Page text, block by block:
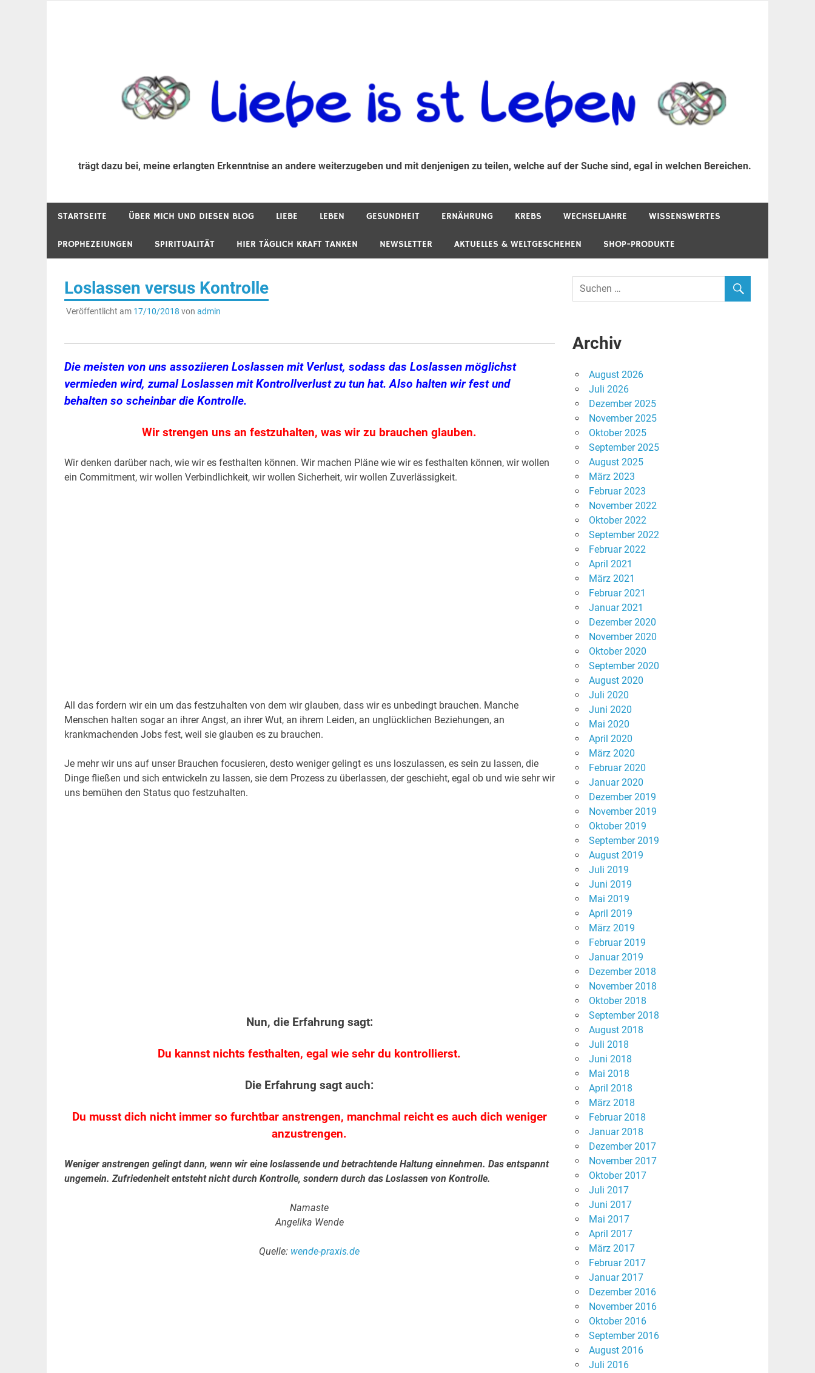
trägt dazu bei, meine erlangten Erkenntnise an andere weiterzugeben und mit denjenigen zu teilen, welche auf der Suche sind, egal in welchen Bereichen.
STARTSEITE ÜBER MICH UND DIESEN BLOG LIEBE LEBEN GESUNDHEIT ERNÄHRUNG KREBS WECHSELJAHRE WISSENSWERTES
PROPHEZEIUNGEN SPIRITUALITÄT HIER TÄGLICH KRAFT TANKEN NEWSLETTER AKTUELLES & WELTGESCHEHEN SHOP-PRODUKTE
Loslassen versus Kontrolle
Veröffentlicht am 17/10/2018 von admin
Die meisten von uns assoziieren Loslassen mit Verlust, sodass das Loslassen möglichst
vermieden wird, zumal Loslassen mit Kontrollverlust zu tun hat. Also halten wir fest und
behalten so scheinbar die Kontrolle.
Wir strengen uns an festzuhalten, was wir zu brauchen glauben.
Wir denken darüber nach, wie wir es festhalten können. Wir machen Pläne wie wir es festhalten können, wir wollen
ein Commitment, wir wollen Verbindlichkeit, wir wollen Sicherheit, wir wollen Zuverlässigkeit.
All das fordern wir ein um das festzuhalten von dem wir glauben, dass wir es unbedingt brauchen. Manche
Menschen halten sogar an ihrer Angst, an ihrer Wut, an ihrem Leiden, an unglücklichen Beziehungen, an
krankmachenden Jobs fest, weil sie glauben es zu brauchen.
Je mehr wir uns auf unser Brauchen focusieren, desto weniger gelingt es uns loszulassen, es sein zu lassen, die
Dinge fließen und sich entwickeln zu lassen, sie dem Prozess zu überlassen, der geschieht, egal ob und wie sehr wir
uns bemühen den Status quo festzuhalten.
Nun, die Erfahrung sagt:
Du kannst nichts festhalten, egal wie sehr du kontrollierst.
Die Erfahrung sagt auch:
Du musst dich nicht immer so furchtbar anstrengen, manchmal reicht es auch dich weniger
anzustrengen.
Weniger anstrengen gelingt dann, wenn wir eine loslassende und betrachtende Haltung einnehmen. Das entspannt
ungemein. Zufriedenheit entsteht nicht durch Kontrolle, sondern durch das Loslassen von Kontrolle.
Namaste
Angelika Wende
Quelle: wende-praxis.de
Archiv
August 2026
Juli 2026
Dezember 2025
November 2025
Oktober 2025
September 2025
August 2025
März 2023
Februar 2023
November 2022
Oktober 2022
September 2022
Februar 2022
April 2021
März 2021
Februar 2021
Januar 2021
Dezember 2020
November 2020
Oktober 2020
September 2020
August 2020
Juli 2020
Juni 2020
Mai 2020
April 2020
März 2020
Februar 2020
Januar 2020
Dezember 2019
November 2019
Oktober 2019
September 2019
August 2019
Juli 2019
Juni 2019
Mai 2019
April 2019
März 2019
Februar 2019
Januar 2019
Dezember 2018
November 2018
Oktober 2018
September 2018
August 2018
Juli 2018
Juni 2018
Mai 2018
April 2018
März 2018
Februar 2018
Januar 2018
Dezember 2017
November 2017
Oktober 2017
Juli 2017
Juni 2017
Mai 2017
April 2017
März 2017
Februar 2017
Januar 2017
Dezember 2016
November 2016
Oktober 2016
September 2016
August 2016
Juli 2016